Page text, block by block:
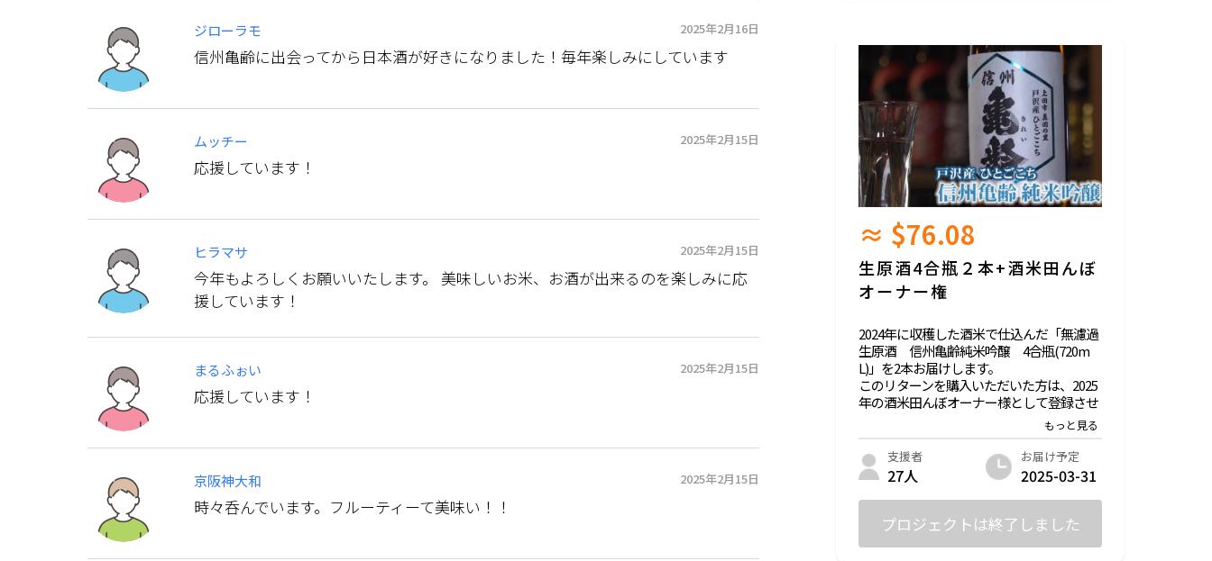
ジローラモ 2025年2月16日
信州亀齢に出会ってから日本酒が好きになりました！毎年楽しみにしています
ムッチー 2025年2月15日
応援しています！
ヒラマサ 2025年2月15日
今年もよろしくお願いいたします。 美味しいお米、お酒が出来るのを楽しみに応
援しています！
まるふぉい 2025年2月15日
応援しています！
京阪神大和 2025年2月15日
時々呑んでいます。フルーティーて美味い！！
レスの記入をお願いします。
＊このリターンは20歳未満の方は申し込め
ません。
≈ $76.08
生原酒4合瓶２本+酒米田んぼ
オーナー権
2024年に収穫した酒米で仕込んだ「無濾過
生原酒 信州亀齢純米吟醸 4合瓶(720m
L)」を2本お届けします。
このリターンを購入いただいた方は、2025
年の酒米田んぼオーナー様として登録させ
ていただきます。オーナー様にはメールと
専用のLINEオープンチャットページから一
年通して酒米田んぼ情報をお届けします。
質問欄に以下の回答をお願いします。
田んぼオーナー様に定期的にプロジェクト
活動情報をメールにて配信します。
支援者
27人
お届け予定
2025-03-31
プロジェクトは終了しました